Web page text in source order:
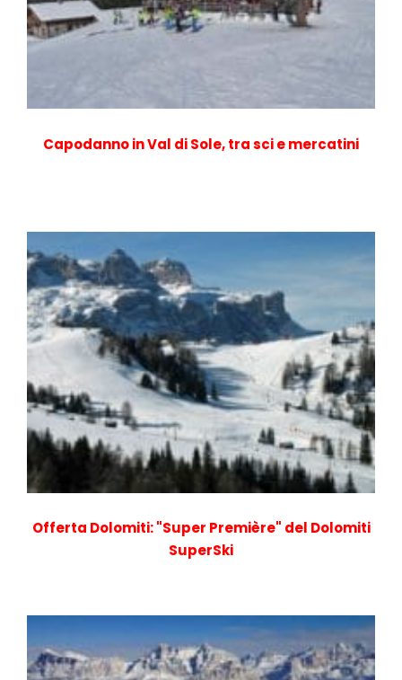
Capodanno in Val di Sole, tra sci e mercatini
Offerta Dolomiti: "Super Première" del Dolomiti
SuperSki